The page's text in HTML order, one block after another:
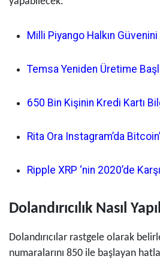
Milli Piyango Halkın
Temsa Yeniden Üretime
650 Bin Kişinin Kredi Kartı
Rita Ora Instagram’da
Ripple XRP ‘nin 2020’de
Dolandırıcılık Nasıl
Dolandırıcılar rastgele olarak
numaralarını 850 ile başlayan